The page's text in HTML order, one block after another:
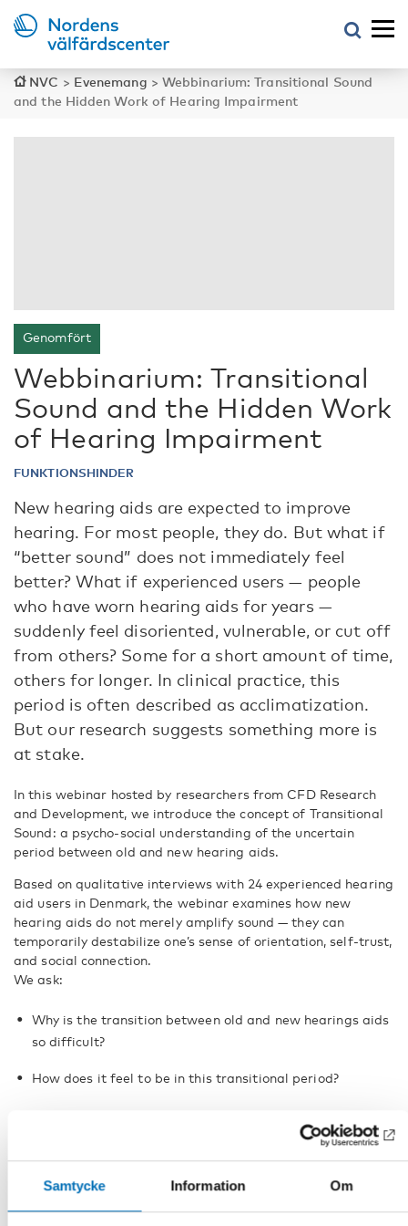
Samtycke Information Om
NVC > Evenemang > Webbinarium: Transitional Sound
and the Hidden Work of Hearing Impairment
Genomfört
Webbinarium: Transitional
Sound and the Hidden Work
of Hearing Impairment
FUNKTIONSHINDER
New hearing aids are expected to improve
hearing. For most people, they do. But what if
“better sound” does not immediately feel
better? What if experienced users — people
who have worn hearing aids for years —
suddenly feel disoriented, vulnerable, or cut off
from others? Some for a short amount of time,
others for longer. In clinical practice, this
period is often described as acclimatization.
But our research suggests something more is
at stake.
In this webinar hosted by researchers from CFD Research
and Development, we introduce the concept of Transitional
Sound: a psycho-social understanding of the uncertain
period between old and new hearing aids.
Based on qualitative interviews with 24 experienced hearing
aid users in Denmark, the webinar examines how new
hearing aids do not merely amplify sound — they can
temporarily destabilize one’s sense of orientation, self-trust,
and social connection.
We ask:
Why is the transition between old and new hearings aids
so difficult?
How does it feel to be in this transitional period?
hearing labor — largely invisible?